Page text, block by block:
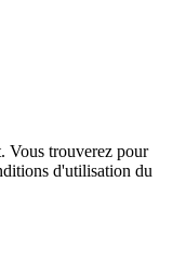
Vous trouverez pour
d'utilisation du